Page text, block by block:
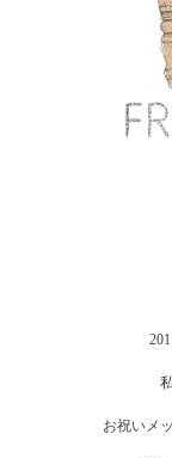
お祝いメ